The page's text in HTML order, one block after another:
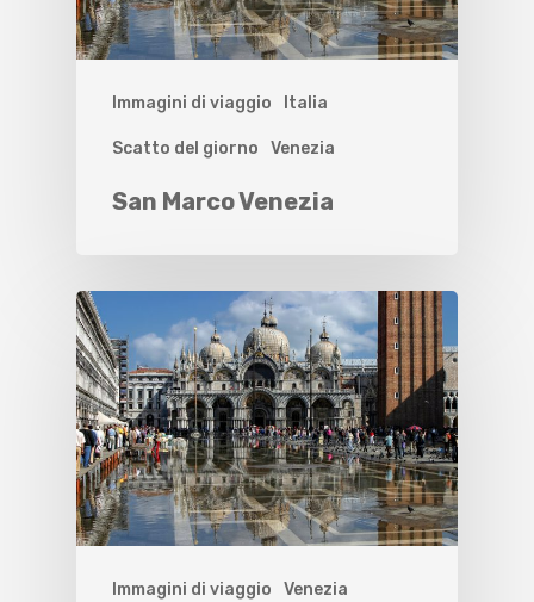
Immagini di viaggio Italia
Scatto del giorno Venezia
San Marco Venezia
Immagini di viaggio Venezia